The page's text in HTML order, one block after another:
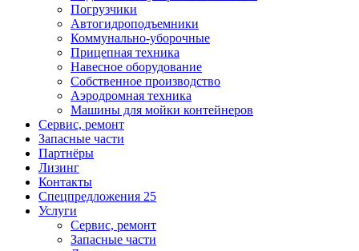
Погрузчики
Автогидроподъемники
Коммунально-уборочные
Прицепная техника
Навесное оборудование
Собственное производство
Аэродромная техника
Машины для мойки контейнеров
Сервис, ремонт
Запасные части
Партнёры
Лизинг
Контакты
Спецпредложения 25
Услуги
Сервис, ремонт
Запасные части